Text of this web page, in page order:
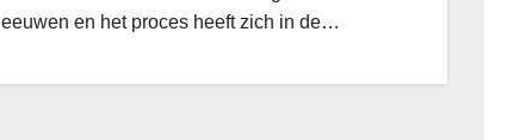
eeuwen en het proces heeft zich in de…